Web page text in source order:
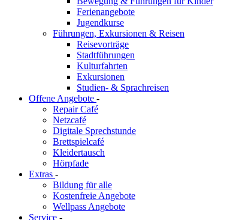
Ferienangebote
Jugendkurse
Führungen, Exkursionen & Reisen
Reisevorträge
Stadtführungen
Kulturfahrten
Exkursionen
Studien- & Sprachreisen
Offene Angebote -
Repair Café
Netzcafé
Digitale Sprechstunde
Brettspielcafé
Kleidertausch
Hörpfade
Extras -
Bildung für alle
Kostenfreie Angebote
Wellpass Angebote
Service -